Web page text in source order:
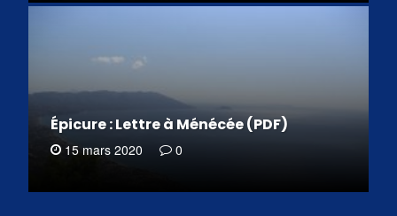
Épicure : Lettre à Ménécée (PDF)
15 mars 2020 0